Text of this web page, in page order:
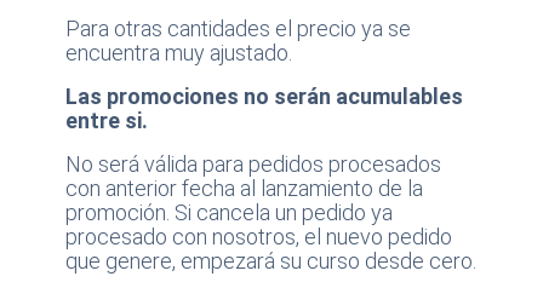
Para otras cantidades el precio ya se
encuentra muy ajustado.
Las promociones no serán acumulables
entre si.
No será válida para pedidos procesados
con anterior fecha al lanzamiento de la
promoción. Si cancela un pedido ya
procesado con nosotros, el nuevo pedido
que genere, empezará su curso desde cero.